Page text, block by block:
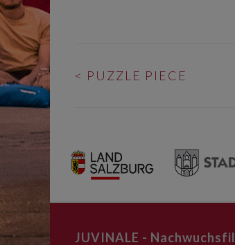
< PUZZLE PIECE
JUVINALE -